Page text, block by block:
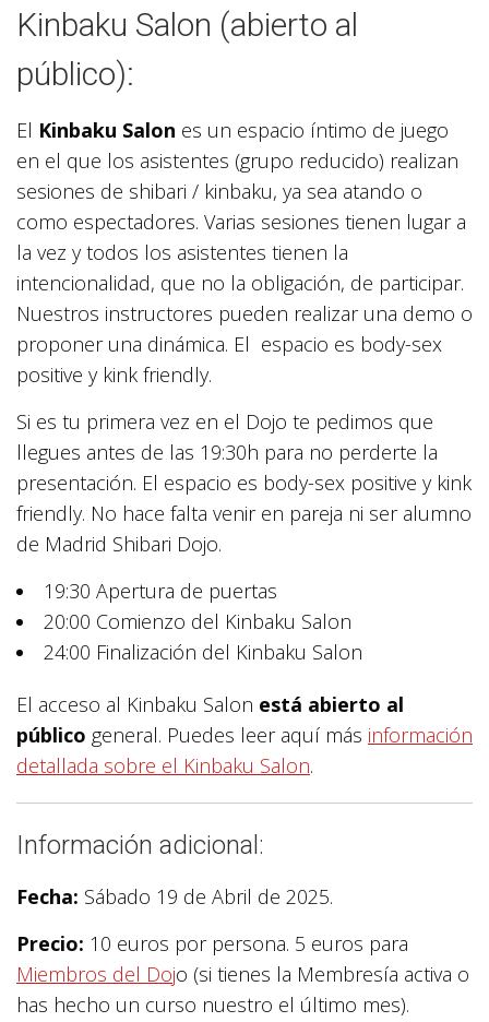
Kinbaku Salon (abierto al
público):
El Kinbaku Salon es un espacio íntimo de juego
en el que los asistentes (grupo reducido) realizan
sesiones de shibari / kinbaku, ya sea atando o
como espectadores. Varias sesiones tienen lugar a
la vez y todos los asistentes tienen la
intencionalidad, que no la obligación, de participar.
Nuestros instructores pueden realizar una demo o
proponer una dinámica. El espacio es body-sex
positive y kink friendly.
Si es tu primera vez en el Dojo te pedimos que
llegues antes de las 19:30h para no perderte la
presentación. El espacio es body-sex positive y kink
friendly. No hace falta venir en pareja ni ser alumno
de Madrid Shibari Dojo.
19:30 Apertura de puertas
20:00 Comienzo del Kinbaku Salon
24:00 Finalización del Kinbaku Salon
El acceso al Kinbaku Salon está abierto al
público general. Puedes leer aquí más información
detallada sobre el Kinbaku Salon.
Información adicional:
Fecha: Sábado 19 de Abril de 2025.
Precio: 10 euros por persona. 5 euros para
Miembros del Dojo (si tienes la Membresía activa o
has hecho un curso nuestro el último mes).